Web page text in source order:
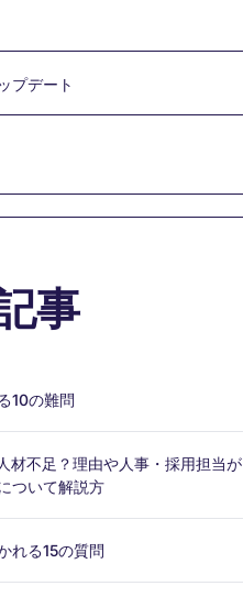
プデート
事
10の難問
材不足？理由や人事・採用担当が
ついて解説方
れる15の質問